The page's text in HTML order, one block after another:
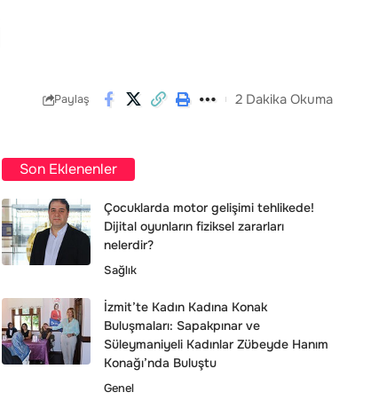
Paylaş 2 Dakika Okuma
Son Eklenenler
Çocuklarda motor gelişimi tehlikede!
Dijital oyunların fiziksel zararları
nelerdir?
Sağlık
İzmit’te Kadın Kadına Konak
Buluşmaları: Sapakpınar ve
Süleymaniyeli Kadınlar Zübeyde Hanım
Konağı’nda Buluştu
Genel